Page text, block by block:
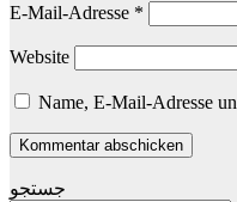
E-Mail-Adresse *
Website
Name, E-Mail-Adresse
جستجو